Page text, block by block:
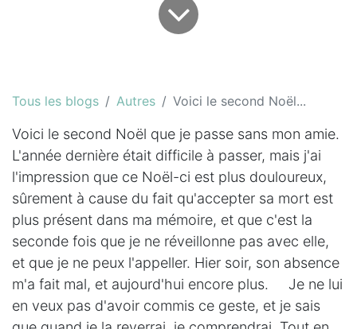
Tous les blogs Autres Voici le second Noël...
Voici le second Noël que je passe sans mon amie.
L'année dernière était difficile à passer, mais j'ai
l'impression que ce Noël-ci est plus douloureux,
sûrement à cause du fait qu'accepter sa mort est
plus présent dans ma mémoire, et que c'est la
seconde fois que je ne réveillonne pas avec elle,
et que je ne peux l'appeller. Hier soir, son absence
m'a fait mal, et aujourd'hui encore plus. Je ne lui
en veux pas d'avoir commis ce geste, et je sais